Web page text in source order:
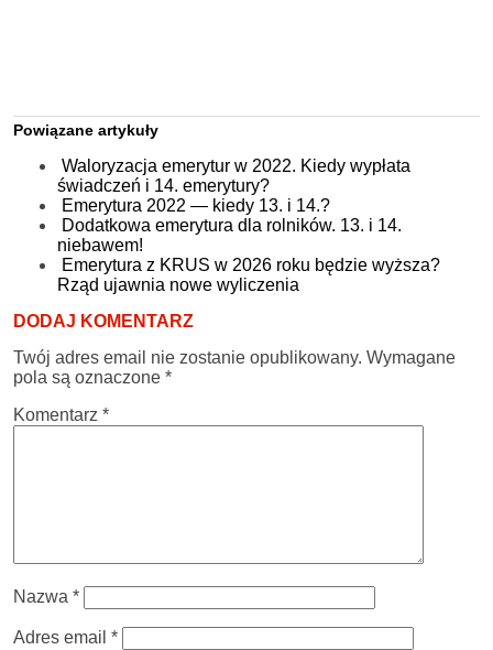
Powiązane artykuły
Waloryzacja emerytur w 2022. Kiedy wypłata
świadczeń i 14. emerytury?
Emerytura 2022 — kiedy 13. i 14.?
Dodatkowa emerytura dla rolników. 13. i 14.
niebawem!
Emerytura z KRUS w 2026 roku będzie wyższa?
Rząd ujawnia nowe wyliczenia
DODAJ KOMENTARZ
Twój adres email nie zostanie opublikowany. Wymagane
pola są oznaczone *
Komentarz *
Nazwa *
Adres email *